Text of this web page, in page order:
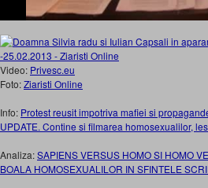
Video: Privesc.eu
Foto:Ziaristi Online
Info: Protest reusit impotriva mafiei si
UPDATE. Contine si filmarea homosexualilor,
Analiza:SAPIENS VERSUS HOMO SI HOMO
BOALA HOMOSEXUALILOR IN SFINTELE